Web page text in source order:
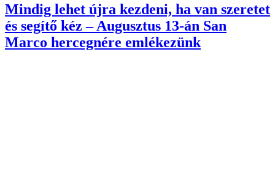
Mindig lehet újra kezdeni, ha van szeretet
és segítő kéz – Augusztus 13-án San
Marco hercegnére emlékezünk